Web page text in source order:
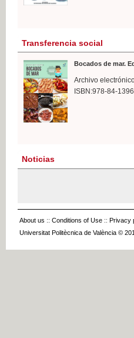
Transferencia social
Bocados de mar.
Archivo
ISBN:978-84-
Noticias
About us :: Conditions of Use :: Privacy
Universitat Politècnica de València ©